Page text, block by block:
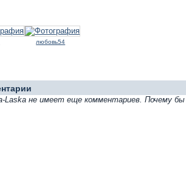
любовь54
Laska не имеет еще комментариев. Почему